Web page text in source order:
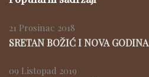
21 Prosinac 2018
SRETAN BOŽIĆ I NOVA GODINA
09 Listopad 2019